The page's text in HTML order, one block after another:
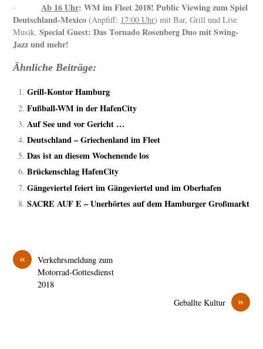
· Ab 16 Uhr: WM im Fleet 2018! Public Viewing zum Spiel
Deutschland-Mexico (Anpfiff: 17:00 Uhr) mit Bar, Grill und Live
Musik.Special Guest: Das Tornado Rosenberg Duo mit Swing-
Jazz und mehr!
Ähnliche Beiträge:
Grill-Kontor Hamburg
Fußball-WM in der HafenCity
Auf See und vor Gericht …
Deutschland – Griechenland im Fleet
Das ist an diesem Wochenende los
Brückenschlag HafenCity
Gängeviertel feiert im Gängeviertel und im Oberhafen
SACRE AUF E – Unerhörtes auf dem Hamburger Großmarkt
«
Verkehrsmeldung zum
Motorrad-Gottesdienst
2018
»
Geballte Kultur